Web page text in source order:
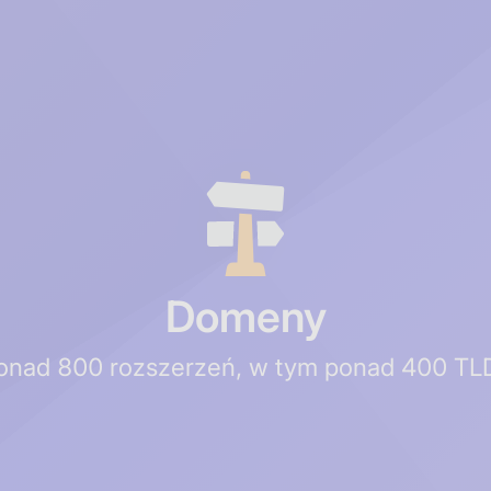
Domeny
800 rozszerzeń, w tym ponad 400